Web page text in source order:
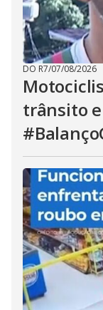
DO R7/07/08/2026
trânsito